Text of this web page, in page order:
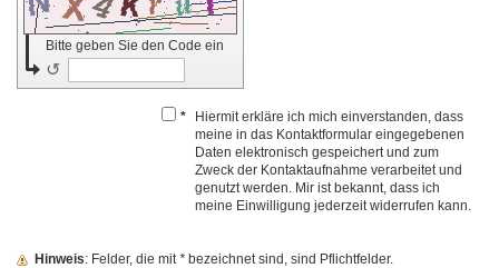
Bitte geben Sie den Code ein
↺
*
Hiermit erkläre ich mich einverstanden, dass
meine in das Kontaktformular eingegebenen
Daten elektronisch gespeichert und zum
Zweck der Kontaktaufnahme verarbeitet und
genutzt werden. Mir ist bekannt, dass ich
meine Einwilligung jederzeit widerrufen kann.
Hinweis : Felder, die mit* bezeichnet sind, sind Pflichtfelder.